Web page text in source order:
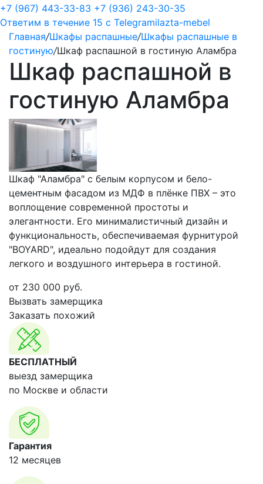
+7 (967) 443-33-83 +7 (936) 243-30-35
Ответим в течение 15 с Telegramilazta-mebel
Главная/Шкафы распашные/Шкафы распашные в
гостиную/Шкаф распашной в гостиную Аламбра
Шкаф распашной в
гостиную Аламбра
Шкаф "Аламбра" с белым корпусом и бело-
цементным фасадом из МДФ в плёнке ПВХ – это
воплощение современной простоты и
элегантности. Его минималистичный дизайн и
функциональность, обеспечиваемая фурнитурой
"BOYARD", идеально подойдут для создания
легкого и воздушного интерьера в гостиной.
от 230 000 руб.
Вызвать замерщика
Заказать похожий
БЕСПЛАТНЫЙ
выезд замерщика
по Москве и области
Гарантия
12 месяцев